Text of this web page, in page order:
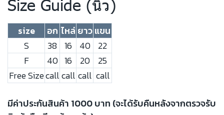
Size Guide (นิ้ว)
size อก ไหล่ ยาว แขน
S
38 16 40
22
F
40 16 20
25
Free Sizecallcall call call
มีค่าประกันสินค้า 1000 บาท (จะได้รับคืนหลังจากตรวจรับ